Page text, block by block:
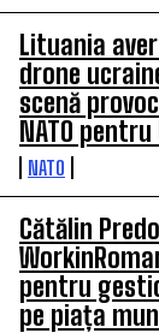
Lituania
drone
scenă
NATO
NATO
Cătălin
pentru
pe piața